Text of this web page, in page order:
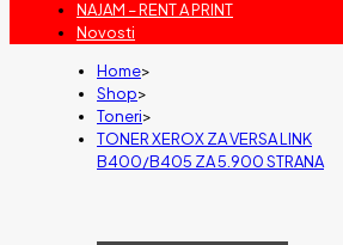
NAJAM – RENT A PRINT
Novosti
Home>
Shop>
Toneri>
TONER XEROX ZA VERSA LINK
B400/B405 ZA 5.900 STRANA